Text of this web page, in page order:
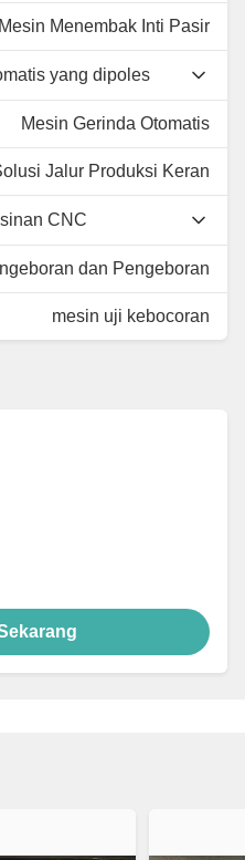
Mesin Menembak Inti Pasir
yang dipoles
Mesin Gerinda Otomatis
Jalur Produksi Keran
CNC
dan Pengeboran
mesin uji kebocoran